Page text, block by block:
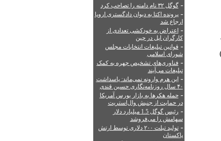
-گوگل ۳۲ نام دامنه را تصاحب کرد
-پرونده اکتا به دیوان دادگستری اروپا
ارجاع شد
- اعتراض به خودکشی تعدادی از
کارگران اپل در چین
- قوانین تبلیغات انتخابات مجلس
شورای اسلامی
- فناوری‌های تشخیص چهره به کمک
تبلیغات می‌آیند
-این هرم وارونه نمی‌ماند: پاسداشت
۴۰ سال روزنامه‌نگاری حسین قندی
-حمله هکرها به بازار بورس آمریکا
در حمایت از جنبش وال‌استریت
-
رئیس گوگل 1.5 میلیارد دلار
سهامش را می‌فروشد
-
تولید تبلت ۲۰۰ دلاری توسط ارتش
پاکستان